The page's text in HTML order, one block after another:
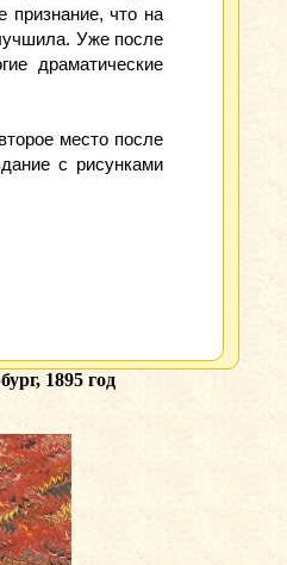
признание, что на
Уже после
драматические
место после
с рисунками
1895 год